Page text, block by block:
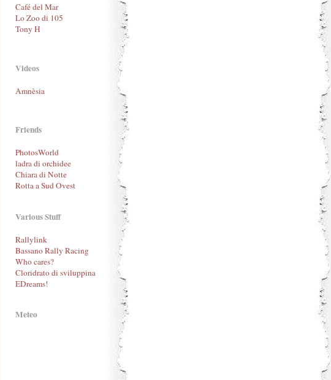
Café del Mar
Lo Zoo di 105
Tony H
Videos
Amnèsia
Friends
PhotosWorld
ladra di orchidee
Chiara di Notte
Rotta a Sud Ovest
Various Stuff
Rallylink
Bassano Rally Racing
Who cares?
Cloridrato di sviluppina
EDreams!
Meteo